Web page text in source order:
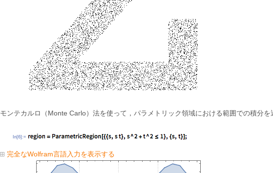
モンテカルロ（Monte Carlo）法を使って，パラメトリック領域における範囲での積分を
In[6]:=
完全なWolfram言語入力を表示する